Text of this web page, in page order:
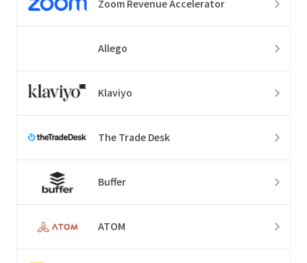
Zoom Revenue Accelerator
Allego
Klaviyo
The Trade Desk
Buffer
ATOM